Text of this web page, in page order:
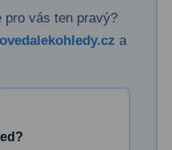
pro vás ten pravý?
a